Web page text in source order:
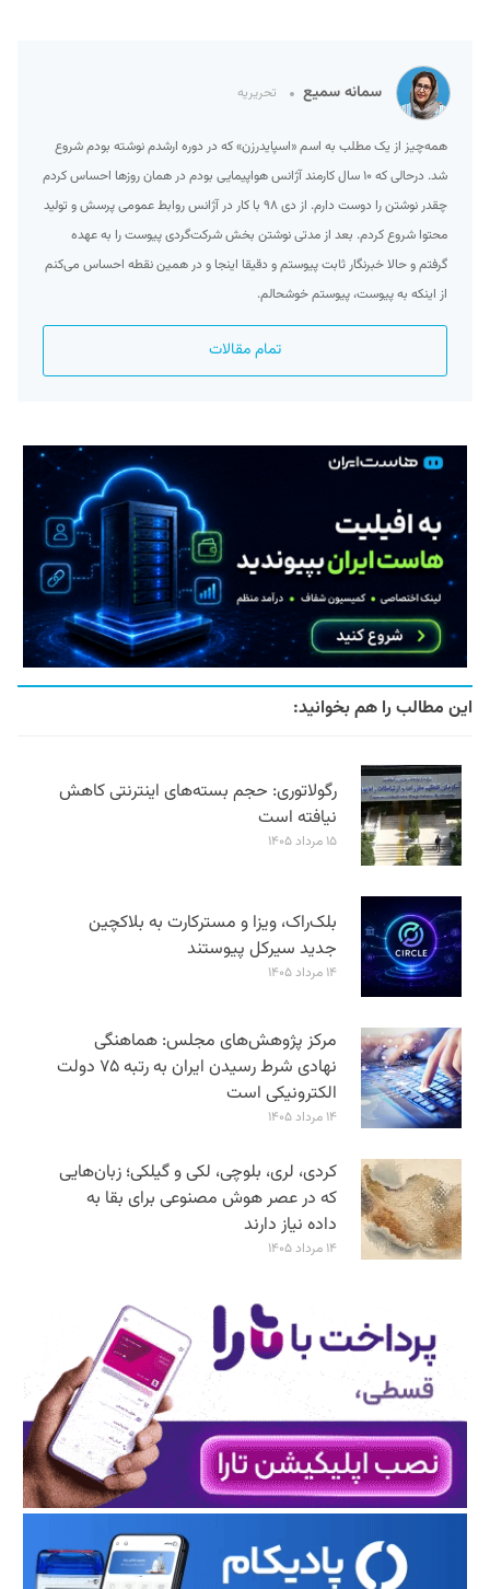
سمانه سمیع تحریریه
همه‌چیز از یک مطلب به اسم «اسپایدرزن» که در دوره ارشدم نوشته بودم شروع
شد. درحالی که ۱۰ سال کارمند آژانس هواپیمایی بودم در همان روزها احساس کردم
چقدر نوشتن را دوست دارم. از دی ۹۸ با کار در آژانس روابط عمومی پرسش و تولید
محتوا شروع کردم. بعد از مدتی نوشتن بخش شرکت‌گردی پیوست را به عهده
گرفتم و حالا خبرنگار ثابت پیوستم و دقیقا اینجا و در همین نقطه احساس می‌کنم
از اینکه به پیوست، پیوستم خوشحالم.
تمام مقالات
این مطالب را هم بخوانید:
رگولاتوری: حجم بسته‌های اینترنتی کاهش
نیافته است
۱۵ مرداد ۱۴۰۵
بلک‌راک، ویزا و مسترکارت به بلاکچین
جدید سیرکل پیوستند
۱۴ مرداد ۱۴۰۵
مرکز پژوهش‌های مجلس: هماهنگی
نهادی شرط رسیدن ایران به رتبه ۷۵ دولت
الکترونیکی است
۱۴ مرداد ۱۴۰۵
کردی، لری، بلوچی، لکی و گیلکی؛ زبان‌هایی
که در عصر هوش مصنوعی برای بقا به
داده نیاز دارند
۱۴ مرداد ۱۴۰۵